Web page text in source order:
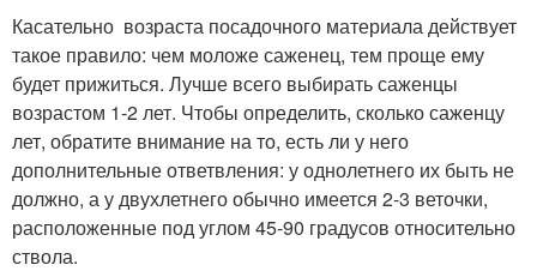
Касательно возраста посадочного материала действует
такое правило: чем моложе саженец, тем проще ему
будет прижиться. Лучше всего выбирать саженцы
возрастом 1-2 лет. Чтобы определить, сколько саженцу
лет, обратите внимание на то, есть ли у него
дополнительные ответвления: у однолетнего их быть не
должно, а у двухлетнего обычно имеется 2-3 веточки,
расположенные под углом 45-90 градусов относительно
ствола.